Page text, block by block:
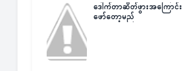
ဒေါက်တာဆိတ်ဖွားအကြော
ဖော်တော့မည်